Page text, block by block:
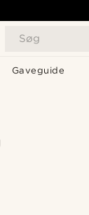
Søg
Gaveguide